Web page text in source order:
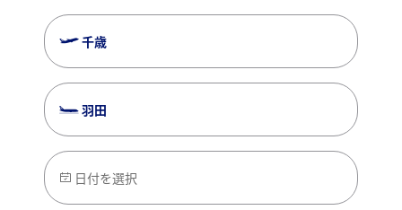
千歳
羽田
日付を選択